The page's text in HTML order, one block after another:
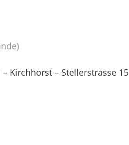
Kirchhorst – Stellerstrasse 15